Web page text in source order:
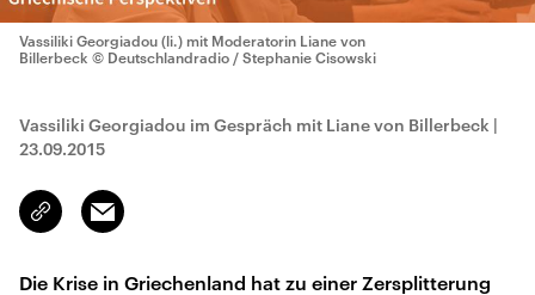
Vassiliki Georgiadou (li.) mit Moderatorin Liane von
Billerbeck © Deutschlandradio / Stephanie Cisowski
Vassiliki Georgiadou im Gespräch mit Liane von Billerbeck |
23.09.2015
Link
kopieren/teilen
Email
Die Krise in Griechenland hat zu einer Zersplitterung